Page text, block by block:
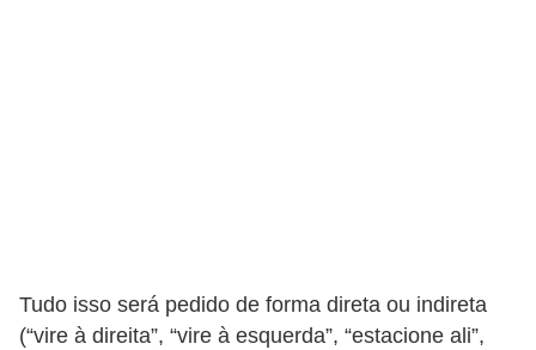
Tudo isso será pedido de forma direta ou indireta
(“vire à direita”, “vire à esquerda”, “estacione ali”,